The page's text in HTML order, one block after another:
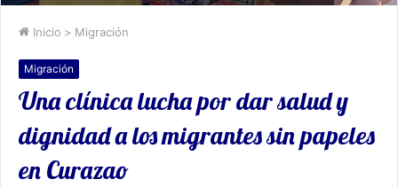
Inicio > Migración
Migración
Una clínica lucha por dar salud y
dignidad a los migrantes sin papeles
en Curazao